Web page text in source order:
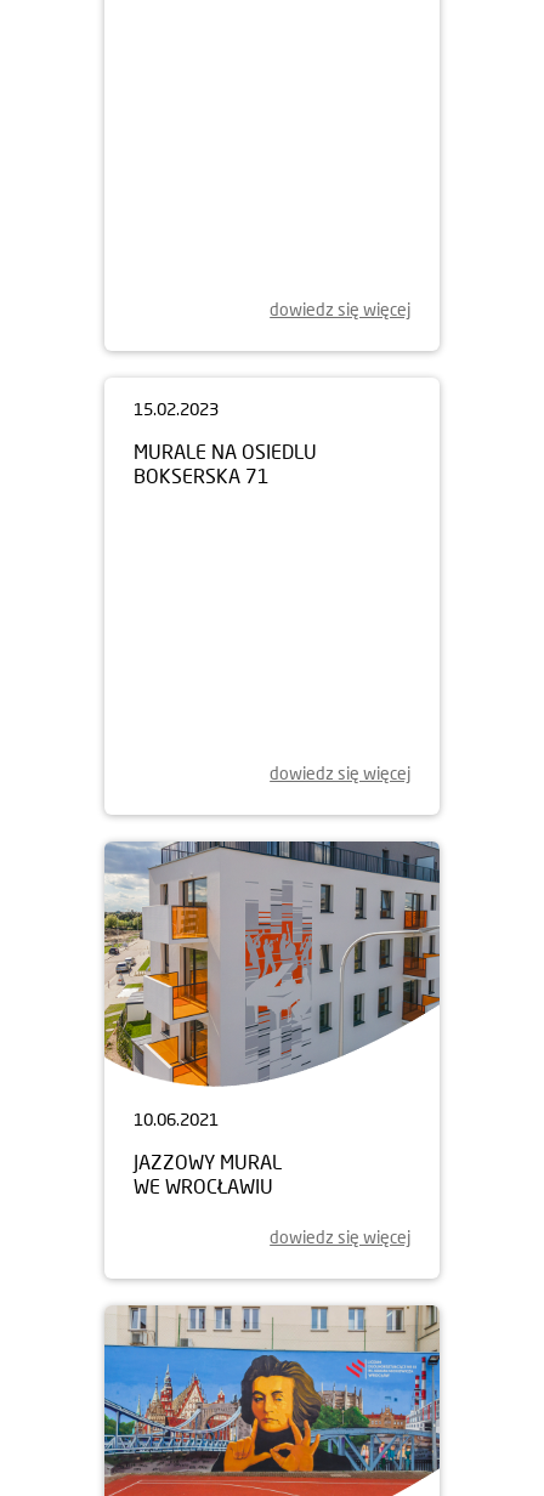
dowiedz się więcej
15.02.2023
MURALE NA OSIEDLU
BOKSERSKA 71
dowiedz się więcej
10.06.2021
JAZZOWY MURAL
WE WROCŁAWIU
dowiedz się więcej